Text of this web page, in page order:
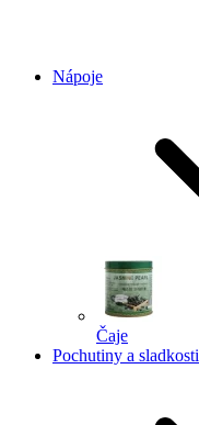
Nápoje
Čaje
Pochutiny a sladkosti